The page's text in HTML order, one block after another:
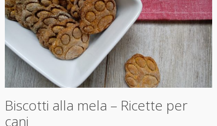
Biscotti alla mela – Ricette per
cani